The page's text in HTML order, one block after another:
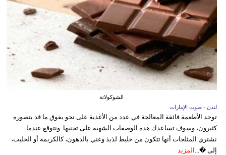
الشوكولاتة
لندن - صوت الإمارات
توجد الأطعمة فائقة المعالجة في عدد من الأغذية على نحو يفوق ما قد يتصوره
كثيرون، وسوف تساعدك هذه الوصفات الشهية على تجنبها. ونتوقع عندما
نشتري المثلجات أنها تتكون من خليط لذيذ وغني بالدهون، كالكريمة أو الحليب،
إلى �... المزيد